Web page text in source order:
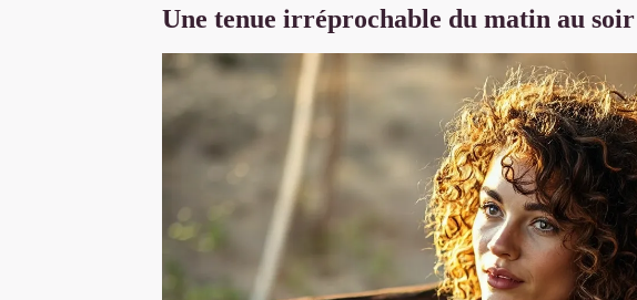
Une tenue irréprochable du matin au soir